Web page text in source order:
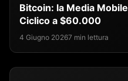
Bitcoin: la Media
Ciclico a $60.000
4 Giugno 20267 min lettura